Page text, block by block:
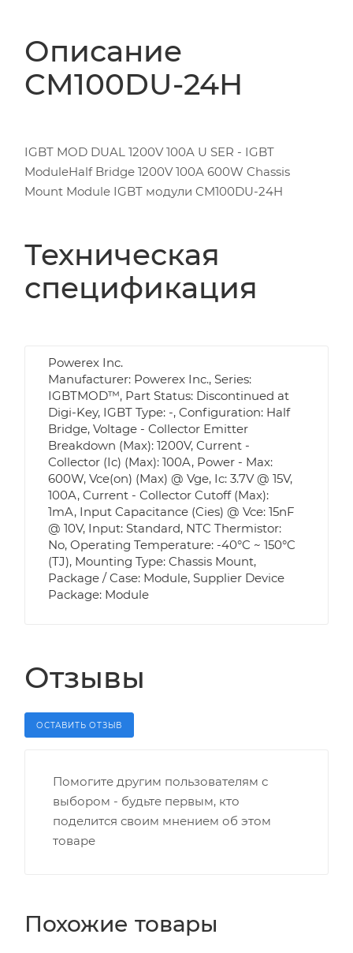
Описание
CM100DU-24H
IGBT MOD DUAL 1200V 100A U SER - IGBT
ModuleHalf Bridge 1200V 100A 600W Chassis
Mount Module IGBT модули CM100DU-24H
Техническая
спецификация
Powerex Inc.
Manufacturer: Powerex Inc., Series:
IGBTMOD™, Part Status: Discontinued at
Digi-Key, IGBT Type: -, Configuration: Half
Bridge, Voltage - Collector Emitter
Breakdown (Max): 1200V, Current -
Collector (Ic) (Max): 100A, Power - Max:
600W, Vce(on) (Max) @ Vge, Ic: 3.7V @ 15V,
100A, Current - Collector Cutoff (Max):
1mA, Input Capacitance (Cies) @ Vce: 15nF
@ 10V, Input: Standard, NTC Thermistor:
No, Operating Temperature: -40°C ~ 150°C
(TJ), Mounting Type: Chassis Mount,
Package / Case: Module, Supplier Device
Package: Module
Отзывы
ОСТАВИТЬ ОТЗЫВ
Помогите другим пользователям с
выбором - будьте первым, кто
поделится своим мнением об этом
товаре
Похожие товары